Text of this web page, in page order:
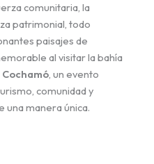
comunitaria, la
patrimonial, todo
paisajes de
al visitar la bahía
, un evento
comunidad y
una manera única.